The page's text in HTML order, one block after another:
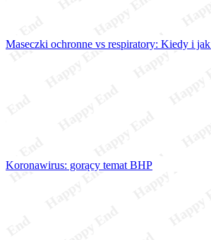
Maseczki ochronne vs respiratory: Kiedy i
Koronawirus: gorący temat BHP